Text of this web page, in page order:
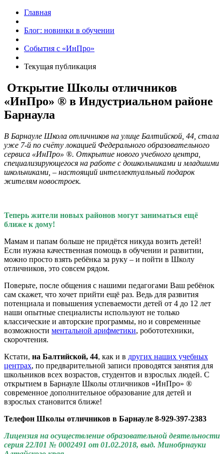
Главная
Блог: новинки в обучении
События с «ИнПро»
Текущая публикация
Открытие Школы отличников
«ИнПро» ® в Индустриальном районе
Барнаула
В Барнауле Школа отличников на улице Балтийской, 44, стала
уже 7-й по счёту локацией Федерального образовательного
сервиса «ИнПро» ®. Открытие нового учебного центра,
специализирующегося на работе с дошкольниками и младшими
школьниками, – настоящий интеллектуальный подарок
жителям новостроек.
Теперь жители новых районов могут заниматься ещё
ближе к дому!
Мамам и папам больше не придётся никуда возить детей!
Если нужна качественная помощь в обучении и развитии,
можно просто взять ребёнка за руку – и пойти в Школу
отличников, это совсем рядом.
Поверьте, после общения с нашими педагогами Ваш ребёнок
сам скажет, что хочет прийти ещё раз. Ведь для развития
потенциала и повышения успеваемости детей от 4 до 12 лет
наши опытные специалисты используют не только
классические и авторские программы, но и современные
возможности ментальной арифметики, робототехники,
скорочтения.
Кстати, на Балтийской, 44, как и в других наших учебных
центрах, по предварительной записи проводятся занятия для
школьников всех возрастов, студентов и взрослых людей. С
открытием в Барнауле Школы отличников «ИнПро» ®
современное дополнительное образование для детей и
взрослых становится ближе!
Телефон Школы отличников в Барнауле 8-929-397-2383
Лицензия на осуществление образовательной деятельности
серия 22Л01 № 0002491 от 01.02.2018, выд. Минобрнауки